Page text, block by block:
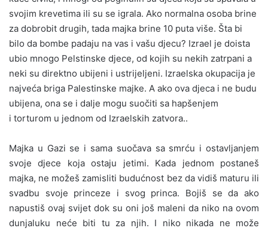
svojim krevetima ili su se igrala. Ako normalna osoba brine
za dobrobit drugih, tada majka brine 10 puta više. Šta bi
bilo da bombe padaju na vas i vašu djecu? Izrael je doista
ubio mnogo Pelstinske djece, od kojih su nekih zatrpani a
neki su direktno ubijeni i ustrijeljeni. Izraelska okupacija je
najveća briga Palestinske majke. A ako ova djeca i ne budu
ubijena, ona se i dalje mogu suočiti sa hapšenjem
i torturom u jednom od Izraelskih zatvora..
Majka u Gazi se i sama suočava sa smrću i ostavljanjem
svoje djece koja ostaju jetimi. Kada jednom postaneš
majka, ne možeš zamisliti budućnost bez da vidiš maturu ili
svadbu svoje princeze i svog princa. Bojiš se da ako
napustiš ovaj svijet dok su oni još maleni da niko na ovom
dunjaluku neće biti tu za njih. I niko nikada ne može